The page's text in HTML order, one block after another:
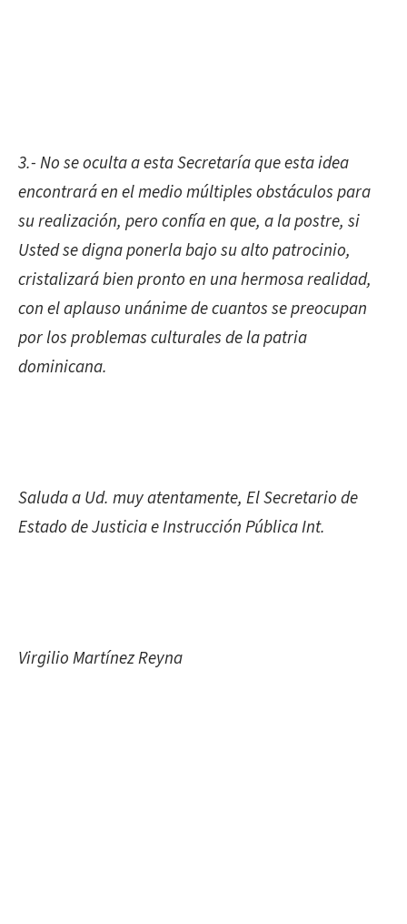
3.- No se oculta a esta Secretaría que esta idea
encontrará en el medio múltiples obstáculos para
su realización, pero confía en que, a la postre, si
Usted se digna ponerla bajo su alto patrocinio,
cristalizará bien pronto en una hermosa realidad,
con el aplauso unánime de cuantos se preocupan
por los problemas culturales de la patria
dominicana.
Saluda a Ud. muy atentamente, El Secretario de
Estado de Justicia e Instrucción Pública Int.
Virgilio Martínez Reyna